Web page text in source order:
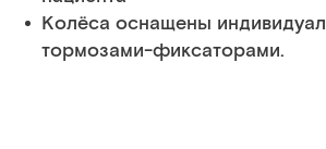
Колёса оснащены
тормозами-фиксаторами.